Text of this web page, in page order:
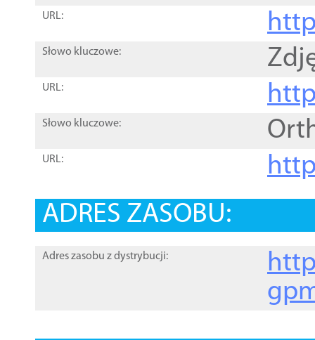
URL:
Słowo kluczowe:
URL:
Słowo kluczowe:
URL:
ADRES ZASOBU:
Adres zasobu z dystrybucji: